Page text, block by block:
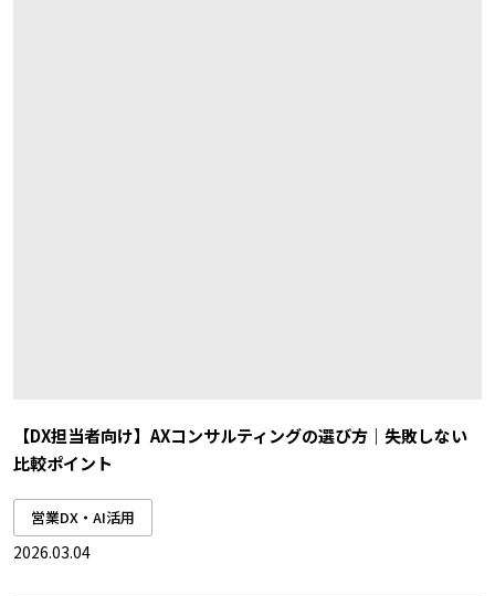
【DX担当者向け】AXコンサルティングの選び方｜失敗しない
比較ポイント
営業DX・AI活用
2026.03.04